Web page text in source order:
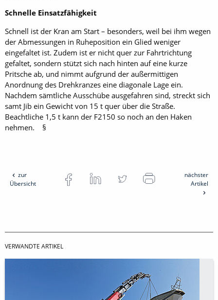
Schnelle Einsatzfähigkeit
Schnell ist der Kran am Start – besonders, weil bei ihm wegen
der Abmessungen in Ruheposition ein Glied weniger
eingefaltet ist. Zudem ist er nicht quer zur Fahrtrichtung
gefaltet, sondern stützt sich nach hinten auf eine kurze
Pritsche ab, und nimmt aufgrund der außermittigen
Anordnung des Drehkranzes eine diagonale Lage ein.
Nachdem sämtliche Ausschübe ausgefahren sind, streckt sich
samt Jib ein Gewicht von 15 t quer über die Straße.
Beachtliche 1,5 t kann der F2150 so noch an den Haken
nehmen. §
zur
Übersicht
nächster
Artikel
VERWANDTE ARTIKEL